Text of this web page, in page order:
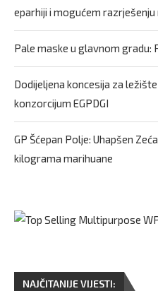
eparhiji i mogućem
Pale maske u glavnom gradu:
Dodijeljena koncesija za
konzorcijum EGPDGI
GP Šćepan Polje: Uhapšen
kilograma marihuane
NAJČITANIJE VIJESTI: